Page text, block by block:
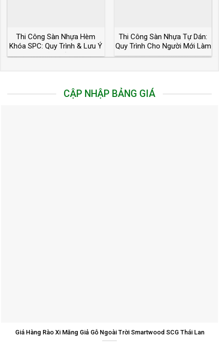
Thi Công Sàn Nhựa Hèm
Khóa SPC: Quy Trình & Lưu Ý
Kỹ Thuật
Thi Công Sàn Nhựa Tự Dán:
Quy Trình Cho Người Mới Làm
CẬP NHẬP BẢNG GIÁ
Giá Hàng Rào Xi Măng Giả Gỗ Ngoài Trời Smartwood SCG Thái Lan